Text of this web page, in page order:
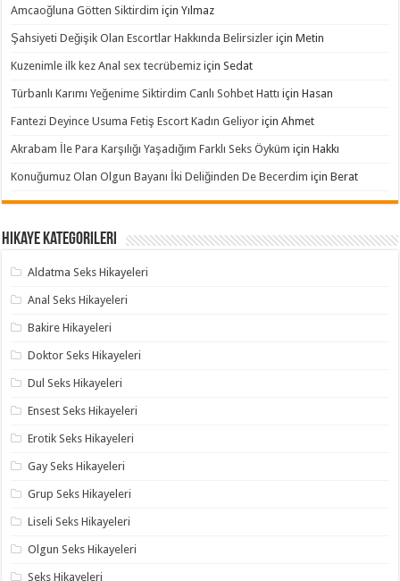
Amcaoğluna Götten Siktirdim içinYılmaz
Şahsiyeti Değişik Olan Escortlar Hakkında Belirsizler içinMetin
Kuzenimle ilk kez Anal sex tecrübemiz içinSedat
Türbanlı Karımı Yeğenime Siktirdim Canlı Sohbet Hattı içinHasan
Fantezi Deyince Usuma Fetiş Escort Kadın Geliyor içinAhmet
Akrabam İle Para Karşılığı Yaşadığım Farklı Seks Öyküm içinHakkı
Konuğumuz Olan Olgun Bayanı İki Deliğinden De Becerdim içinBerat
Hikaye Kategorileri
Aldatma Seks Hikayeleri
Anal Seks Hikayeleri
Bakire Hikayeleri
Doktor Seks Hikayeleri
Dul Seks Hikayeleri
Ensest Seks Hikayeleri
Erotik Seks Hikayeleri
Gay Seks Hikayeleri
Grup Seks Hikayeleri
Liseli Seks Hikayeleri
Olgun Seks Hikayeleri
Seks Hikayeleri